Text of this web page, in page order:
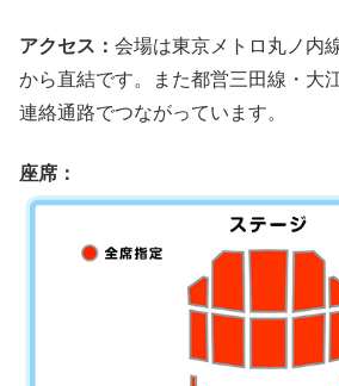
アクセス： 会場は東京メトロ丸ノ内
から直結です。また都営三田線・大
連絡通路でつながっています。
座席：